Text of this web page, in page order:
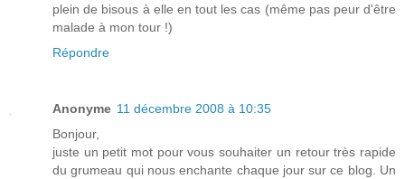
plein de bisous à elle en tout les cas (même pas peur d'être
malade à mon tour !)
Répondre
Anonyme 11 décembre 2008 à 10:35
Bonjour,
juste un petit mot pour vous souhaiter un retour très rapide
du grumeau qui nous enchante chaque jour sur ce blog. Un